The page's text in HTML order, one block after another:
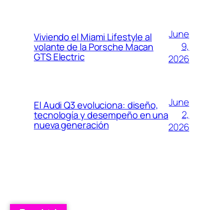
Viviendo el Miami Lifestyle al
volante de la Porsche Macan
GTS Electric
June
9,
2026
El Audi Q3 evoluciona: diseño,
tecnología y desempeño en una
nueva generación
June
2,
2026